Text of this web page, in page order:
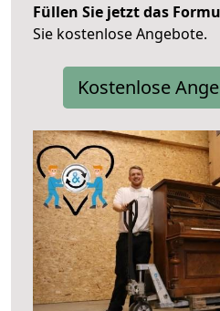
Füllen Sie jetzt das
Sie kostenlose Angebote.
Kostenlose